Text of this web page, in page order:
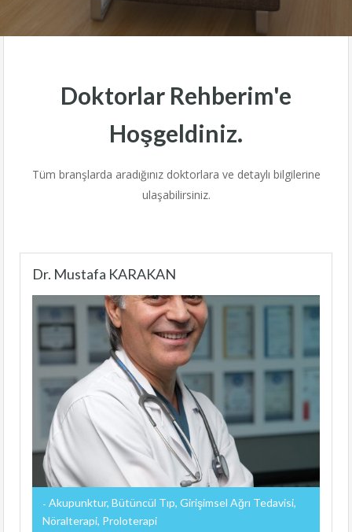
Doktorlar Rehberim'e
Hoşgeldiniz.
Tüm branşlarda aradığınız doktorlara ve detaylı bilgilerine
ulaşabilirsiniz.
Dr. Mustafa KARAKAN
Akupunktur, Bütüncül Tıp, Girişimsel Ağrı Tedavisi,
Nöralterapi, Proloterapi